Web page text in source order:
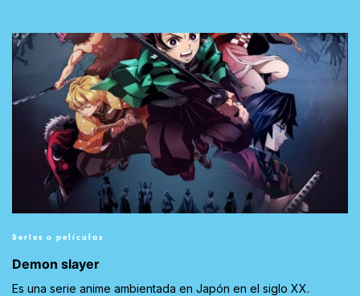
Series o películas
Demon slayer
Es una serie anime ambientada en Japón en el siglo XX.